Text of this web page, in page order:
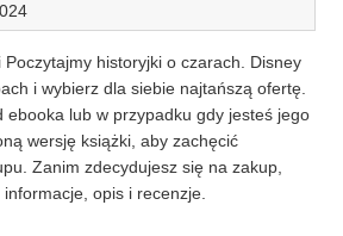
Poczytajmy historyjki o czarach. Disney
i wybierz dla siebie najtańszą ofertę.
ebooka lub w przypadku gdy jesteś jego
wersję książki, aby zachęcić
Zanim zdecydujesz się na zakup,
informacje, opis i recenzje.